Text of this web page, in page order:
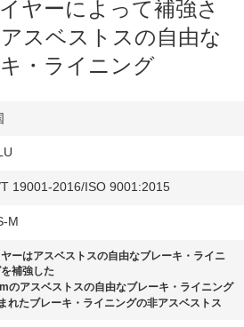
ヤーによって補強さ
スベストスの自由な
・ライニング
19001-2016/ISO 9001:2015
M
ーはアスベストスの自由なブレーキ・ライニ
補強した
のアスベストスの自由なブレーキ・ライニング
れたブレーキ・ライニングの非アスベストス